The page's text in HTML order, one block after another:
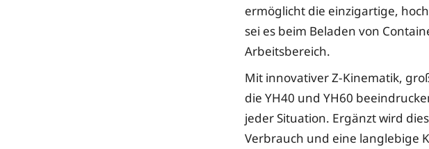
ermöglicht die einzigartige,
sei es beim Beladen von
Arbeitsbereich.
Mit innovativer Z-Kinematik,
die YH40 und YH60
jeder Situation. Ergänzt wird
Verbrauch und eine langlebige